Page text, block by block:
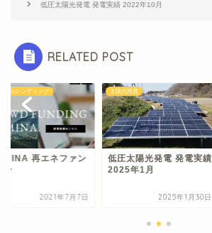
低圧太陽光発電 発電実績 2022年10月
RELATED POST
ャルレンディング
再エネファン
号
2021年7月7日
太陽光投資
低圧太陽光発電 発電実績
2025年1月
2025年1月30日